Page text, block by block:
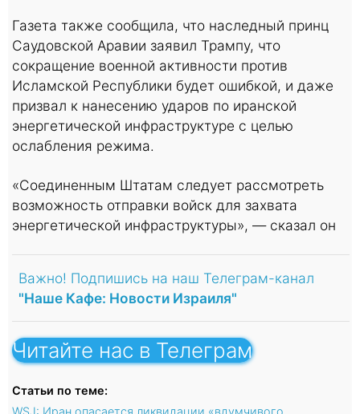
Газета также сообщила, что наследный принц
Саудовской Аравии заявил Трампу, что
сокращение военной активности против
Исламской Республики будет ошибкой, и даже
призвал к нанесению ударов по иранской
энергетической инфраструктуре с целью
ослабления режима.
«Соединенным Штатам следует рассмотреть
возможность отправки войск для захвата
энергетической инфраструктуры», — сказал он
Важно! Подпишись на наш Телеграм-канал
"Наше Кафе: Новости Израиля"
Читайте нас в Телеграм
Статьи по теме:
WSJ: Иран опасается ликвидации «вдумчивого